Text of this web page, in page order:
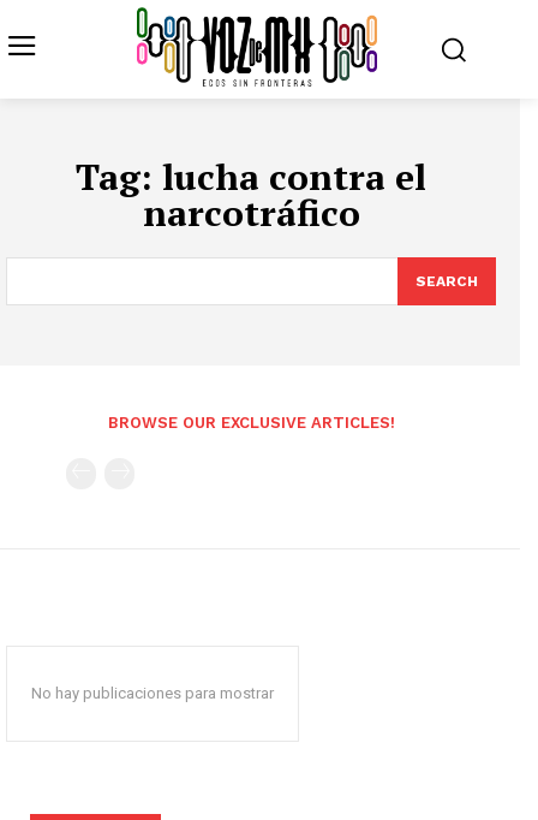
Tag: lucha contra el
narcotráfico
SEARCH
BROWSE OUR EXCLUSIVE ARTICLES!
No hay publicaciones para mostrar